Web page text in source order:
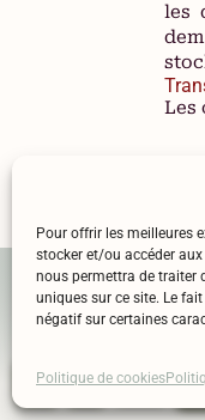
Pour offrir les meilleures
stocker et/ou accéder
nous permettra de traiter
uniques sur ce site. Le
négatif sur certaines
Politique de cookies
les
Les
Mentions
Politique de